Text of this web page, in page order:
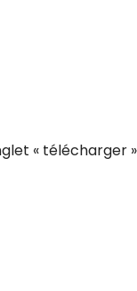
« télécharger